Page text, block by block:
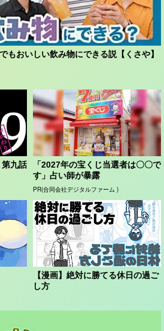
もおいしい飲み物にできる説【くさや】
第九話
「2027年の宝くじ当選者は〇〇で
す」占い師が暴露
PR(合同会社デジタルファーム )
【漫画】絶対に勝てる休日の過ご
し方